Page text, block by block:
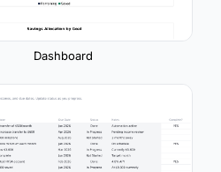
Dashboard